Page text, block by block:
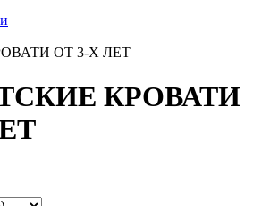
ОТ 3-Х ЛЕТ
КРОВАТИ